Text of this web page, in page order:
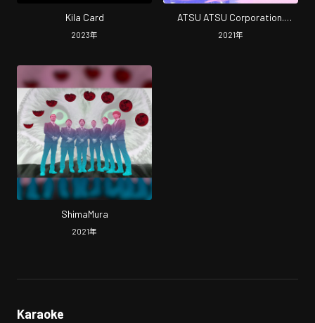
Kila Card
2023年
ATSU ATSU Corporation.
(Asakusa trip Ver.)
2021年
ShimaMura
2021年
Karaoke